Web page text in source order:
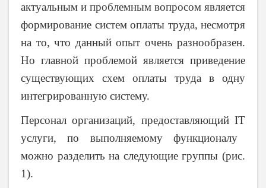
актуальным и проблемным вопросом является
формирование систем оплаты труда, несмотря
на то, что данный опыт очень разнообразен.
Но главной проблемой является приведение
существующих схем оплаты труда в одну
интегрированную систему.
Персонал организаций, предоставляющий IT
услуги, по выполняемому функционалу
можно разделить на следующие группы (рис.
1).